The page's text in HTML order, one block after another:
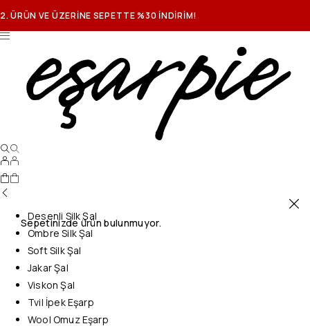
2. ÜRÜN VE ÜZERİNE SEPETTE %30 İNDİRİM!
Sepetinizde ürün bulunmuyor.
Desenli Silk Şal
Ombre Silk Şal
Soft Silk Şal
Jakar Şal
Viskon Şal
Tvil İpek Eşarp
Wool Omuz Eşarp